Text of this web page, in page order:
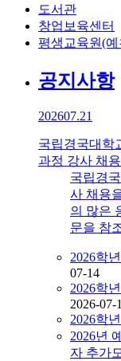
도서관
창업보육센터
평생교육원(예
공지사항
202607.21
국립경국대학
과정 강사 채
국립경
사 채용
의 많은
문을 참
2026학
07-14
2026학
2026-07-
2026학
2026년
자 추가